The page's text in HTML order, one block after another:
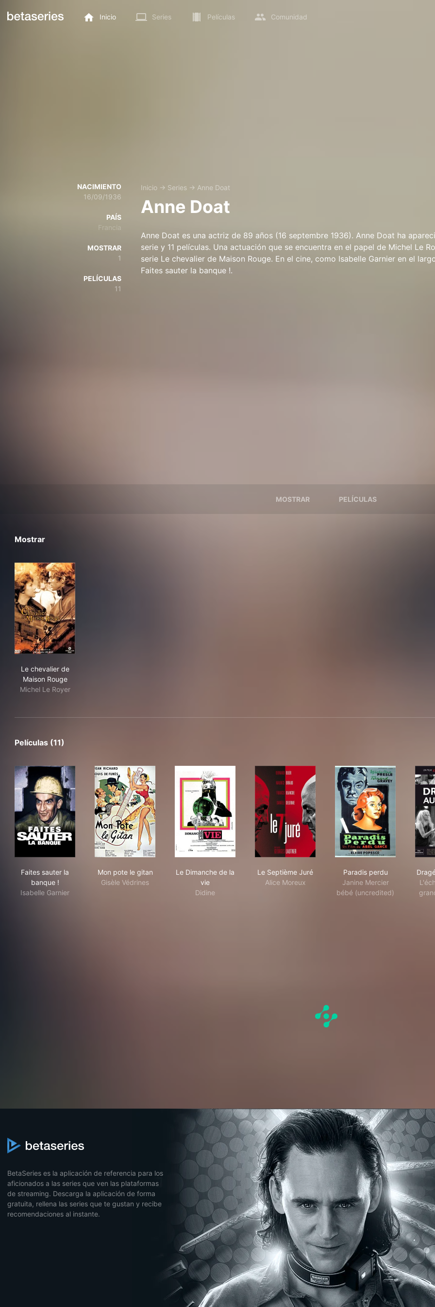
Inicio Series Películas Comunidad
NACIMIENTO
16/09/1936
PAÍS
Francia
MOSTRAR
1
PELÍCULAS
11
Inicio → Series → Anne Doat
Anne Doat
Anne Doat es una actriz de 89 años (16 septembre 1936). Anne Doat ha
serie y 11 películas. Una actuación que se encuentra en el papel de Michel Le
serie Le chevalier de Maison Rouge. En el cine, como Isabelle Garnier en el
Faites sauter la banque !.
MOSTRAR PELÍCULAS
Mostrar
Le chevalier de
Maison Rouge
Michel Le Royer
Películas (11)
Faites sauter la
banque !
Isabelle Garnier
Mon pote le gitan
Gisèle Védrines
Le Dimanche de la
vie
Didine
Le Septième Juré
Alice Moreux
Paradis perdu
Janine Mercier
bébé (uncredited)
BetaSeries es la aplicación de referencia para los
aficionados a las series que ven las plataformas
de streaming. Descarga la aplicación de forma
gratuita, rellena las series que te gustan y recibe
recomendaciones al instante.